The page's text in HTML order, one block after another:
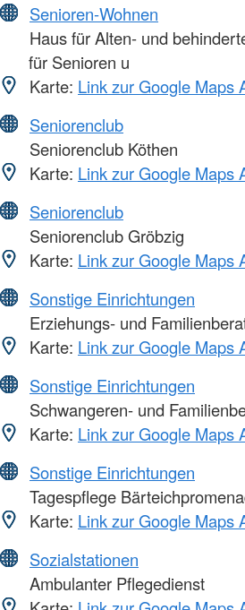
Senioren-Wohnen
Haus für Alten- und
für Senioren u
Karte: Link zur Google Maps
Seniorenclub
Seniorenclub Köthen
Karte: Link zur Google Maps
Seniorenclub
Seniorenclub Gröbzig
Karte: Link zur Google Maps
Sonstige Einrichtungen
Erziehungs- und
Karte: Link zur Google Maps
Sonstige Einrichtungen
Schwangeren- und
Karte: Link zur Google Maps
Sonstige Einrichtungen
Tagespflege
Karte: Link zur Google Maps
Sozialstationen
Ambulanter Pflegedienst